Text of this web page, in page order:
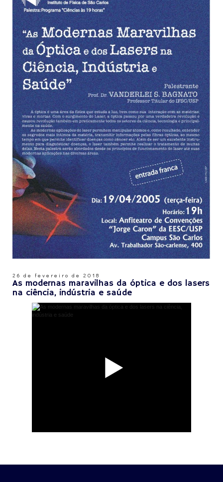
26 de fevereiro de 2018
As modernas maravilhas da óptica e dos lasers
na ciência, indústria e saúde